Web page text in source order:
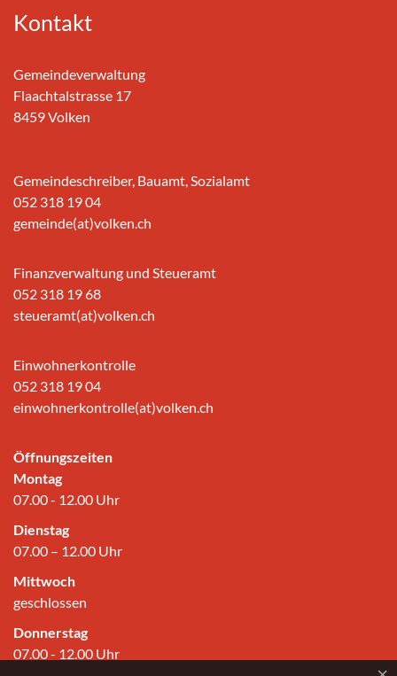
Kontakt
Gemeindeverwaltung
Flaachtalstrasse 17
8459 Volken
Gemeindeschreiber, Bauamt, Sozialamt
052 318 19 04
gemeinde(at)volken.ch
Finanzverwaltung und Steueramt
052 318 19 68
steueramt(at)volken.ch
Einwohnerkontrolle
052 318 19 04
einwohnerkontrolle(at)volken.ch
Öffnungszeiten
Montag
07.00 - 12.00 Uhr
Dienstag
07.00 – 12.00 Uhr
Mittwoch
geschlossen
Donnerstag
07.00 - 12.00 Uhr